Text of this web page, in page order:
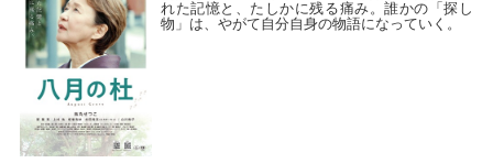
れた記憶と、たしかに残る痛み。誰かの「探し
物」は、やがて自分自身の物語になっていく。